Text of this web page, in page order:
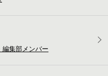
編集部メンバー